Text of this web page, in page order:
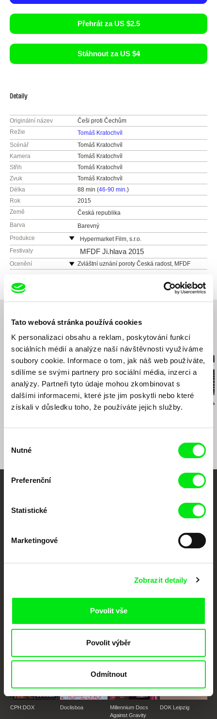
Tato webová stránka používá cookies
K personalizaci obsahu a reklam, poskytování funkcí
sociálních médií a analýze naší návštěvnosti využíváme
soubory cookie. Informace o tom, jak náš web používáte,
sdílíme se svými partnery pro sociální média, inzerci a
analýzy. Partneři tyto údaje mohou zkombinovat s
dalšími informacemi, které jste jim poskytli nebo které
získali v důsledku toho, že používáte jejich služby.
souhlasu
Nutné
Preferenční
Statistické
Marketingové
Zobrazit detaily
Povolit vše
Povolit výběr
Odmítnout
Přehrát za US $2.5
Stáhnout za US $4
Detaily
Originální název
Češi proti Čechům
Režie
Tomáš Kratochvíl
Scénář
Tomáš Kratochvíl
Kamera
Tomáš Kratochvíl
Střih
Tomáš Kratochvíl
Zvuk
Tomáš Kratochvíl
Délka
88 min (46-90 min.)
Rok
2015
Země
Česká republika
Barva
Barevný
Produkce
Hypermarket Film, s.r.o.
Křemencova 178/10
11000 Praha 1
http://www.hypermarketfilm.cz/
Festivaly MFDF Ji.hlava 2015
Ocenění
Zvláštní uznání poroty Česká radost, MFDF
Související filmy (20)
Cesta ven
Kamenolom boží aneb
Čechách
Klára
Trojmezí
Portál DAFilms.cz je výsledkem tvůrčí spolupráce 7 klíčových evropských
festivalů dokumentárního filmu sdružených do Doc Alliance. Naším cílem je
Členové Doc Alliance
CPH:DOX Doclisboa
Millennium Docs
Against Gravity
DOK Leipzig